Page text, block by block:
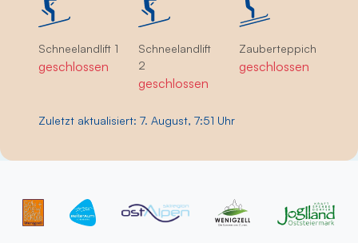
Schneelandlift 1
geschlossen
Schneelandlift
2
geschlossen
Zauberteppich
geschlossen
Zuletzt aktualisiert: 7. August, 7:51 Uhr